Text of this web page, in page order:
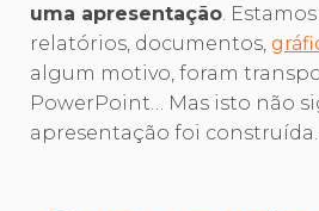
uma apresentação.
relatórios, documentos,
algum motivo, foram
PowerPoint… Mas isto não
apresentação foi construída.